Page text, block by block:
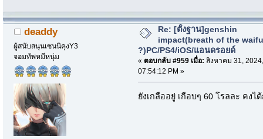
deaddy
ผู้สนับสนุนเซนนิคุงY3
จอมทัพหมีหนุ่ม
Re: [ตั้งฐาน]genshin
impact(breath of the waifu
?)PC/PS4/iOS/แอนดรอยด์
« ตอบกลับ #959 เมื่อ: สิงหาคม 31,
07:54:12 PM »
ยังเกลืออยู่ เกือบๆ 60 โรลละ คง